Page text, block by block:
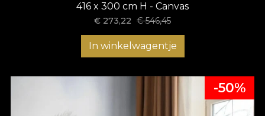
416 x 300 cm H - Canvas
€ 273,22 €546,45
In winkelwagentje
-50%